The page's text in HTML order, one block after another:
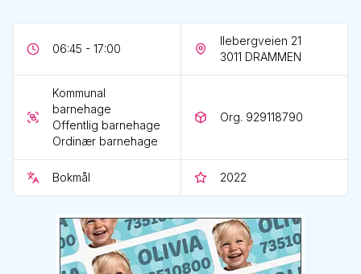
06:45 - 17:00
Ilebergveien 21
3011 DRAMMEN
Kommunal
barnehage
Offentlig barnehage
Ordinær barnehage
Org. 929118790
Bokmål 2022